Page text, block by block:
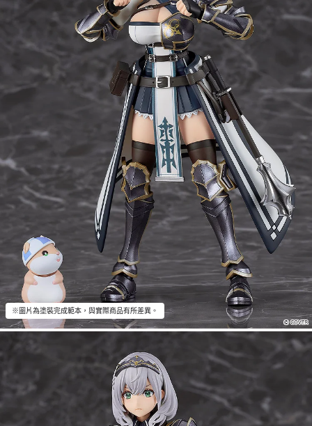
※圖片為塗裝完成範本，與實際商品有所差異。